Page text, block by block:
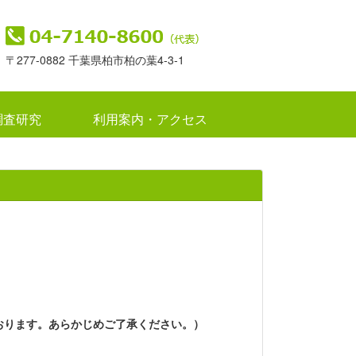
〒277-0882 千葉県柏市柏の葉4-3-1
研究 利用案内・アクセス
ます。あらかじめご了承ください。）